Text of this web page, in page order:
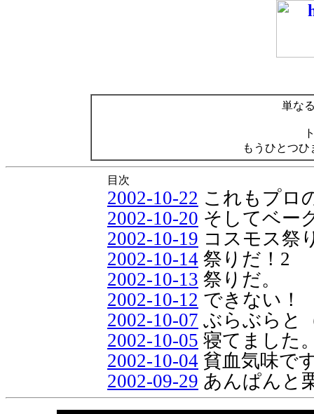
単な
もうひとつ
目次
2002-10-22 これもプロ
2002-10-20 そしてベー
2002-10-19 コスモス祭
2002-10-14 祭りだ！2
2002-10-13 祭りだ。
2002-10-12 できない！
2002-10-07 ぶらぶらと
2002-10-05 寝てました
2002-10-04 貧血気味で
2002-09-29 あんぱんと